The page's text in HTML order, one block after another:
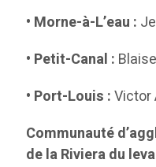
• Morne-à-L’eau :
• Petit-Canal :
• Port-Louis :Victor
Communauté
de la Riviera du